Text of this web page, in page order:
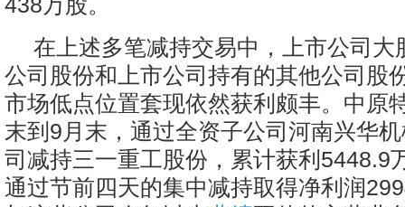
在上述多笔减持交易中，上市公司大
公司股份和上市公司持有的其他公司股
市场低点位置套现依然获利颇丰。中原
末到9月末，通过全资子公司河南兴华
司减持三一重工股份，累计获利5448.9
通过节前四天的集中减持取得净利润